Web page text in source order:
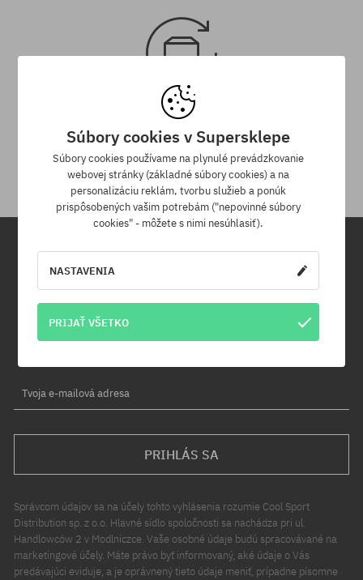
30 dní na vrátenie tovaru
Na vrátenie produktu máš 30 dní od dňa obdržania zásielky.
nových produktoch a propagačných akciách!
Navyše získaš zľavový kód -5 % na celú objednávku!
Tvoja e-mailová adresa
PRIHLÁS SA
Správcom údajov sa na účely tohto vyhlásenia rozumie Cool Sport
Distribution sp. z o.o. Hlavné sídlo spoločnosti sa nachádza pri ul.
Handlowców 2 v Modlniczce. Vaše osobné údaje budú spracovávané na
marketingové účely. Máte právo byť informovaný, aké údaje o Vás
predávajúci eviduje, a je oprávnený tieto údaje meniť, prípadne písomne
Súbory cookies v Supersklepe
Súbory cookies používame na plynulé prevádzkovanie
webovej stránky (základné súbory cookies) a na
personalizáciu reklám, tvorbu služieb a ponúk
prispôsobených vašim potrebám ("nepovinné súbory
cookies" - môžete s nimi nesúhlasiť).
NASTAVENIA
PRIJAŤ VŠETKO